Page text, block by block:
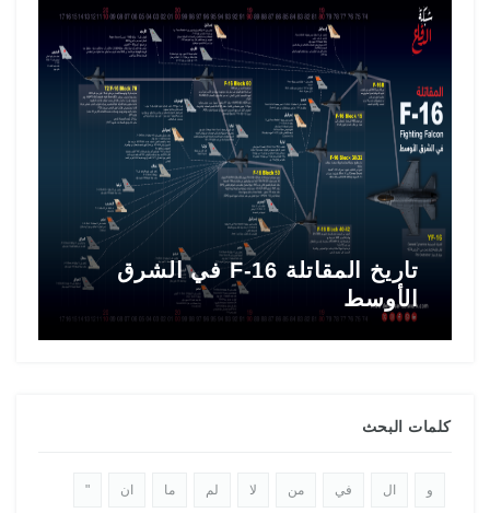
تاريخ المقاتلة F-16 في الشرق
الأوسط
كلمات البحث
و ال في من لا لم ما ان "